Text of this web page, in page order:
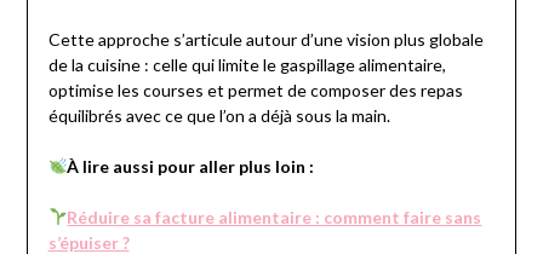
Cette approche s’articule autour d’une vision plus globale
de la cuisine : celle qui limite le gaspillage alimentaire,
optimise les courses et permet de composer des repas
équilibrés avec ce que l’on a déjà sous la main.
À lire aussi pour aller plus loin :
Réduire sa facture alimentaire : comment faire sans
s’épuiser ?